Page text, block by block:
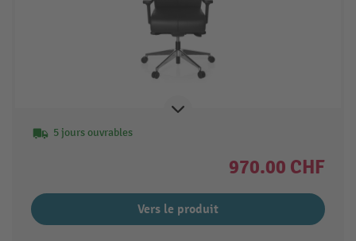
5 jours ouvrables
970.00 CHF
Vers le produit